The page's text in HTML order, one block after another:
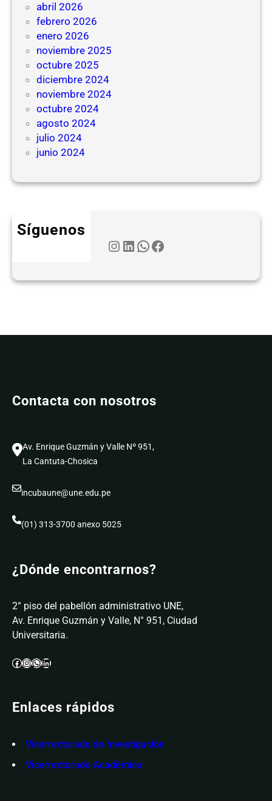
abril 2026
febrero 2026
enero 2026
noviembre 2025
octubre 2025
diciembre 2024
noviembre 2024
octubre 2024
agosto 2024
julio 2024
junio 2024
Síguenos
Contacta con nosotros
Av. Enrique Guzmán y Valle Nº 951,
La Cantuta-Chosica
incubaune@une.edu.pe
(01) 313-3700 anexo 5025
¿Dónde encontrarnos?
2° piso del pabellón administrativo UNE,
Av. Enrique Guzmán y Valle, N° 951, Ciudad
Universitaria.
Enlaces rápidos
Vicerrectorado de Investigación
Vicerrectorado Académico